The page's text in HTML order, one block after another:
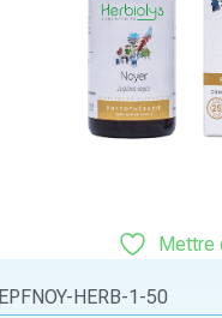
Mettre
EPFNOY-HERB-1-50